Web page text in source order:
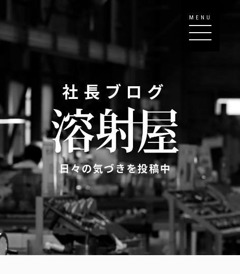
MENU
社長ブログ
日々の気づきを投稿中